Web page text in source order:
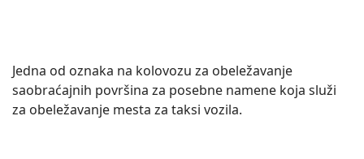
Jedna od oznaka na kolovozu za obeležavanje
saobraćajnih površina za posebne namene koja služi
za obeležavanje mesta za taksi vozila.